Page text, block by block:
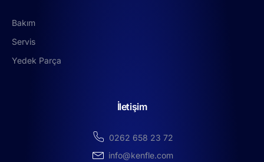
Bakım
Servis
Yedek Parça
İletişim
0262 658 23 72
info@kenfle.com